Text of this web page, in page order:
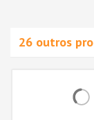
26 outros